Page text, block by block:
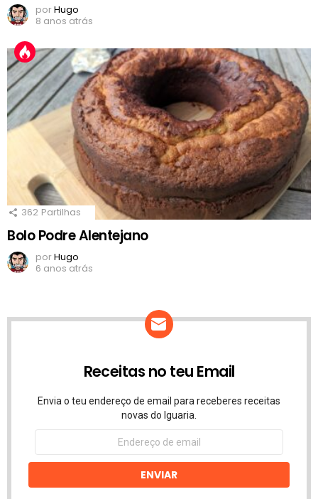
porHugo
8 anos atrás
362 Partilhas
Bolo Podre Alentejano
porHugo
6 anos atrás
Receitas no teu Email
Envia o teu endereço de email para receberes receitas
novas do Iguaria.
Endereço
email
ENVIAR